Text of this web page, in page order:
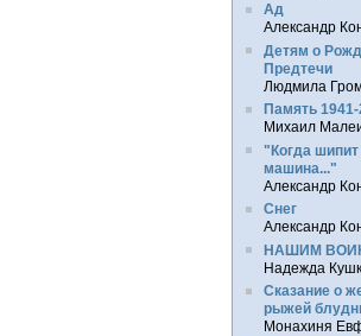
Ад
Александр
Детям о
Предтечи
Людмила
Память 1941-
Михаил
"Когда
машина..."
Александр
Снег
Александр
НАШИМ
Надежда
Сказание о
рыжей
Монахиня